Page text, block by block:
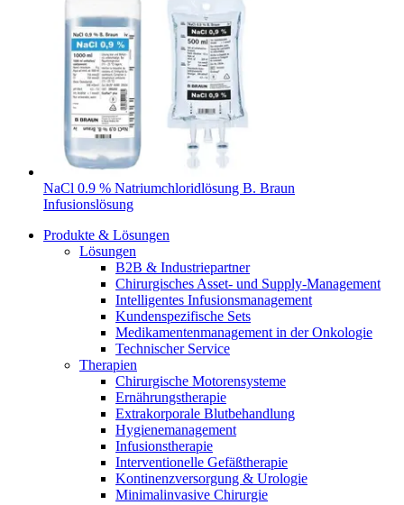
Finden Sie Ihren Job
Entdecken Sie Ihre Karrierechancen bei B. Braun.
NaCl 0.9 % Natriumchloridlösung B. Braun
Infusionslösung
Produkte & Lösungen
Lösungen
B2B & Industriepartner
Chirurgisches Asset- und Supply-Management
Intelligentes Infusionsmanagement
Kundenspezifische Sets
Medikamentenmanagement in der Onkologie
Technischer Service
Therapien
Chirurgische Motorensysteme
Ernährungstherapie
Extrakorporale Blutbehandlung
Hygienemanagement
Infusionstherapie
Interventionelle Gefäßtherapie
Kontinenzversorgung & Urologie
Minimalinvasive Chirurgie